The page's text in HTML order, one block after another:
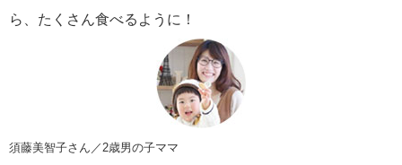
ら、たくさん食べるように！
須藤美智子さん／2歳男の子ママ